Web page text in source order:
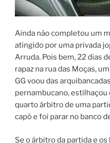
Ainda não completou um
atingido por uma privada
Arruda. Pois bem, 22 dias
rapaz na rua das Moças,
GG voou das
pernambucano,
quarto árbitro de uma
capô e foi parar no banco
Se o árbitro da partida e